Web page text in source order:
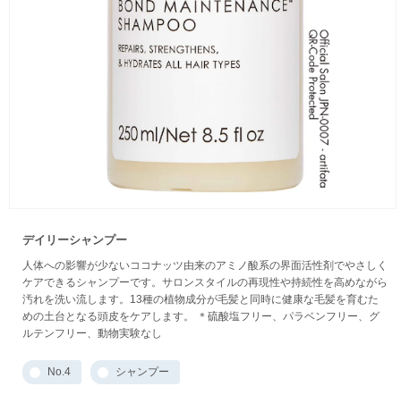
デイリーシャンプー
人体への影響が少ないココナッツ由来のアミノ酸系の界面活性剤でやさしく
ケアできるシャンプーです。サロンスタイルの再現性や持続性を高めながら
汚れを洗い流します。13種の植物成分が毛髪と同時に健康な毛髪を育むた
めの土台となる頭皮をケアします。 ＊硫酸塩フリー、パラベンフリー、グ
ルテンフリー、動物実験なし
No.4 シャンプー